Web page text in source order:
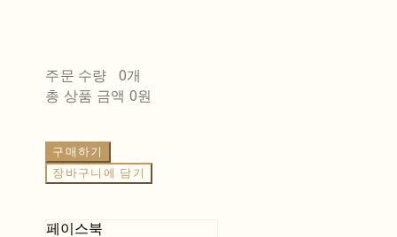
주문 수량
0개
총 상품 금액 0원
구매하기
장바구니에 담기
페이스북